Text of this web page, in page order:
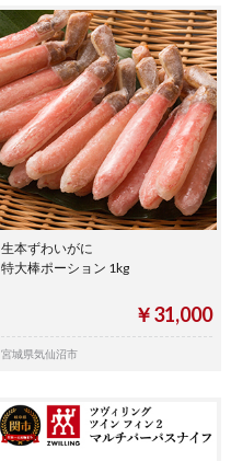
生本ずわいがに
特大棒ポーション 1kg
￥31,000
宮城県気仙沼市